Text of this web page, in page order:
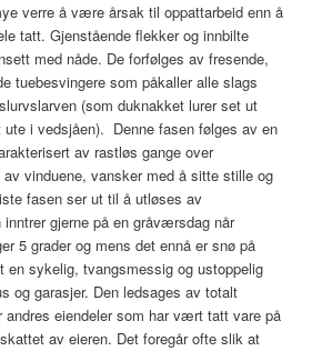
verre å være årsak til oppattarbeid enn å
tatt. Gjenstående flekker og innbilte
med nåde. De forfølges av fresende,
tuebesvingere som påkaller alle slags
(som duknakket lurer set ut
i vedsjåen). Denne fasen følges av en
av rastløs gange over
vinduene, vansker med å sitte stille og
fasen ser ut til å utløses av
inntrer gjerne på en gråværsdag når
5 grader og mens det ennå er snø på
en sykelig, tvangsmessig og ustoppelig
og garasjer. Den ledsages av totalt
andres eiendeler som har vært tatt vare på
av eieren. Det foregår ofte slik at